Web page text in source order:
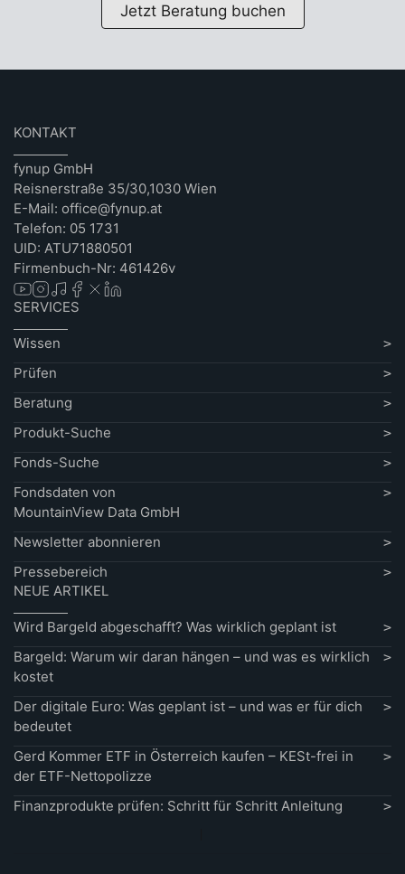
Jetzt Beratung buchen
KONTAKT
fynup GmbH
Reisnerstraße 35/30,1030 Wien
E-Mail: office@fynup.at
Telefon: 05 1731
UID: ATU71880501
Firmenbuch-Nr: 461426v
SERVICES
Wissen
Prüfen
Beratung
Produkt-Suche
Fonds-Suche
Fondsdaten von
MountainView Data GmbH
Newsletter abonnieren
Pressebereich
NEUE ARTIKEL
Wird Bargeld abgeschafft? Was wirklich geplant ist
Bargeld: Warum wir daran hängen – und was es wirklich
kostet
Der digitale Euro: Was geplant ist – und was er für dich
bedeutet
Gerd Kommer ETF in Österreich kaufen – KESt-frei in
der ETF-Nettopolizze
Finanzprodukte prüfen: Schritt für Schritt Anleitung